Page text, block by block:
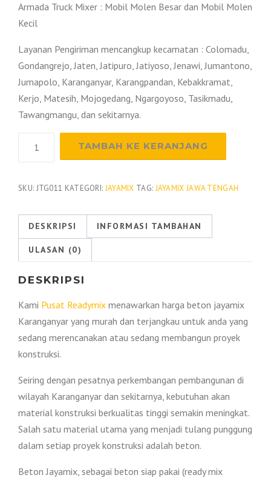
Armada Truck Mixer : Mobil Molen Besar dan Mobil Molen
Kecil
Layanan Pengiriman mencangkup kecamatan : Colomadu,
Gondangrejo, Jaten, Jatipuro, Jatiyoso, Jenawi, Jumantono,
Jumapolo, Karanganyar, Karangpandan, Kebakkramat,
Kerjo, Matesih, Mojogedang, Ngargoyoso, Tasikmadu,
Tawangmangu, dan sekitarnya.
Jayamix
2026
TAMBAH KE KERANJANG
SKU: JTG011 KATEGORI: JAYAMIX TAG: JAYAMIX JAWA TENGAH
DESKRIPSI INFORMASI TAMBAHAN
ULASAN (0)
DESKRIPSI
Kami Pusat Readymix menawarkan harga beton jayamix
Karanganyar yang murah dan terjangkau untuk anda yang
sedang merencanakan atau sedang membangun proyek
konstruksi.
Seiring dengan pesatnya perkembangan pembangunan di
wilayah Karanganyar dan sekitarnya, kebutuhan akan
material konstruksi berkualitas tinggi semakin meningkat.
Salah satu material utama yang menjadi tulang punggung
dalam setiap proyek konstruksi adalah beton.
Beton Jayamix, sebagai beton siap pakai (ready mix